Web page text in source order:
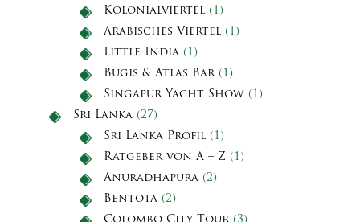
Kolonialviertel (1)
Arabisches Viertel (1)
Little India (1)
Bugis & Atlas Bar(1)
Singapur Yacht Show (1)
Sri Lanka (27)
Sri Lanka Profil (1)
Ratgeber von A – Z (1)
Anuradhapura (2)
Bentota (2)